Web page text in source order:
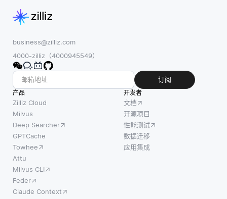
business@zilliz.com
4000-zilliz（4000945549）
订阅
产品
Zilliz Cloud
Milvus
Deep Searcher
GPTCache
Towhee
Attu
Milvus CLI
Feder
Claude Context
开发者
文档
开源项目
性能测试
数据迁移
应用集成